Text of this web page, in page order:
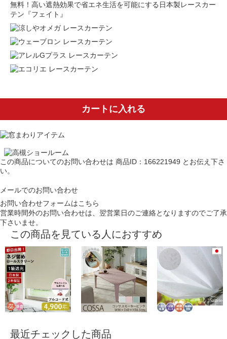
無料！高い遮熱効果で省エネ生活を可能にする日本製レースカー
テン『フェイト』
カートに入れる
この商品についてのお問い合わせは 商品ID：166221949 とお伝え下さ
い。
メールでのお問い合わせ
お問い合わせフォームはこちら
営業時間外のお問い合わせは、翌営業日のご連絡となりますのでご了承
下さいませ。
この商品を見ている人におすすめ
最近チェックした商品